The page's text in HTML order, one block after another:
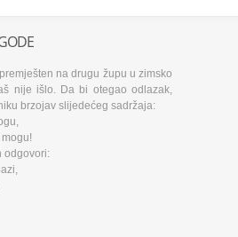
na drugu župu u zimsko
nije išlo. Da bi otegao odlazak,
brzojav slijedećeg sadržaja:
mogu!
odgovori: